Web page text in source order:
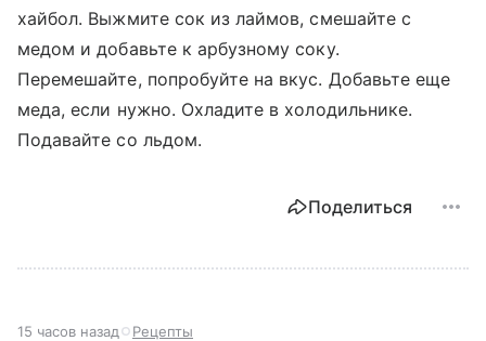
хайбол. Выжмите сок из лаймов, смешайте с
медом и добавьте к арбузному соку.
Перемешайте, попробуйте на вкус. Добавьте еще
меда, если нужно. Охладите в холодильнике.
Подавайте со льдом.
Поделиться
15 часов назад Рецепты